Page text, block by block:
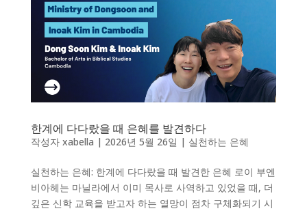
한계에 다다랐을 때 은혜를 발견하다
작성자 xabella | 2026년 5월 26일 | 실천하는 은혜
실천하는 은혜: 한계에 다다랐을 때 발견한 은혜 로이 부엔
비아헤는 마닐라에서 이미 목사로 사역하고 있었을 때, 더
깊은 신학 교육을 받고자 하는 열망이 점차 구체화되기 시